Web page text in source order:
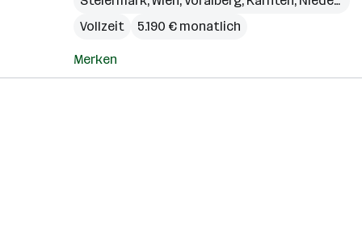
Vollzeit
5.190 € monatlich
Merken